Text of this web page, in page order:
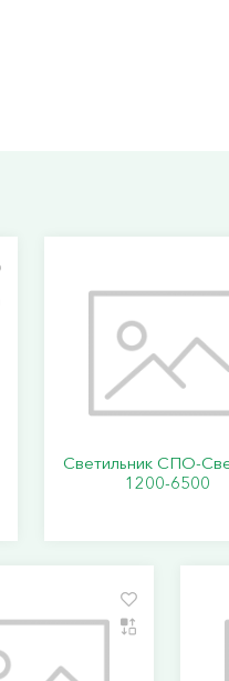
Светильник СПО-
1200-6500